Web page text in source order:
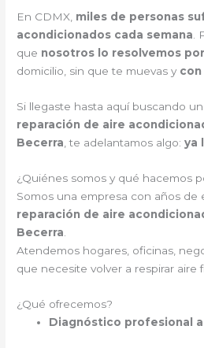
En CDMX, miles de personas
acondicionados cada semana
que nosotros lo resolvemos
domicilio, sin que te muevas y
Si llegaste hasta aquí buscando
reparación de aire
Becerra , te adelantamos algo:ya
¿Quiénes somos y qué hacemos
Somos una empresa con años de
reparación de aire
Becerra
Atendemos hogares, oficinas,
que necesite volver a respirar aire
¿Qué ofrecemos?
Diagnóstico profesional